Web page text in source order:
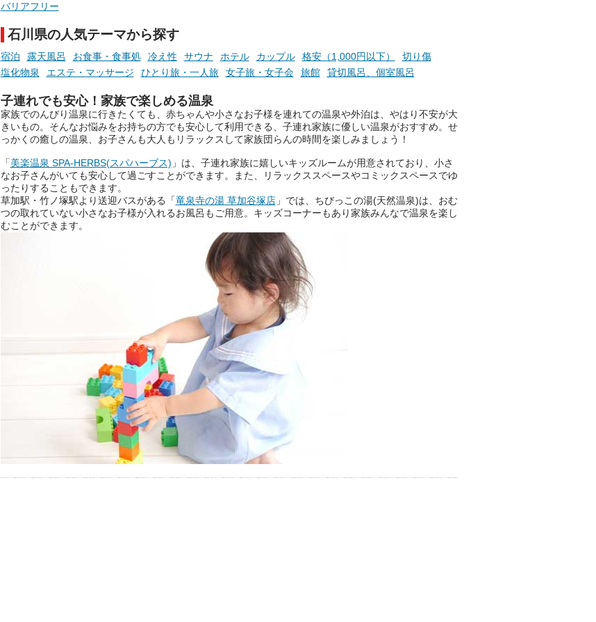
バリアフリー
石川県の人気テーマから探す
宿泊 露天風呂 お食事・食事処 冷え性 サウナ ホテル カップル 格安（1,000円以下）
切り傷
塩化物泉
エステ・マッサージ ひとり旅・一人旅 女子旅・女子会 旅館 貸切風呂、個室風呂
子連れでも安心！家族で楽しめる温泉
家族でのんびり温泉に行きたくても、赤ちゃんや小さなお子様を連れての温泉や外泊は、やはり不安が大
きいもの。そんなお悩みをお持ちの方でも安心して利用できる、子連れ家族に優しい温泉がおすすめ。せ
っかくの癒しの温泉、お子さんも大人もリラックスして家族団らんの時間を楽しみましょう！
「美楽温泉 SPA-HERBS(スパハーブス) 」は、子連れ家族に嬉しいキッズルームが用意されており、小さ
なお子さんがいても安心して過ごすことができます。また、リラックススペースやコミックスペースでゆ
ったりすることもできます。
草加駅・竹ノ塚駅より送迎バスがある「竜泉寺の湯 草加谷塚店」では、ちびっこの湯(天然温泉)は、おむ
つの取れていない小さなお子様が入れるお風呂もご用意。キッズコーナーもあり家族みんなで温泉を楽し
むことができます。